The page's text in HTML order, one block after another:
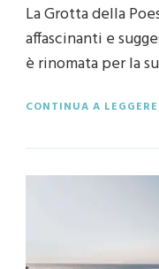
La Grotta della
affascinanti e
è rinomata per la
CONTINUA A LEGGERE